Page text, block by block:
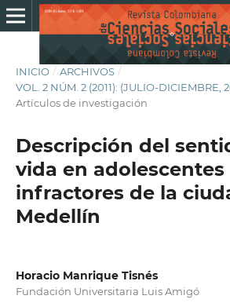
INICIO / ARCHIVOS /
VOL. 2 NÚM. 2 (2011): (JULIO-DICIEMBRE,
Artículos de investigación
Descripción del
vida en adolescentes
infractores de la
Medellín
Horacio Manrique Tisnés
Fundación Universitaria Luis Amigó